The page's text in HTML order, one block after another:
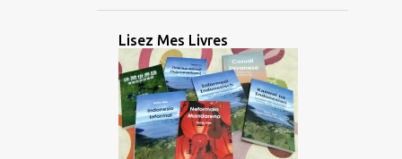
AVANTAGE AZERBAÏDJAN
BALINAIS BANGLADESH BATAK
BATAN BATANES BAYBAYIN
BILINGUE BRAHMI BRITANNIQUE
Lisez Mes Livres